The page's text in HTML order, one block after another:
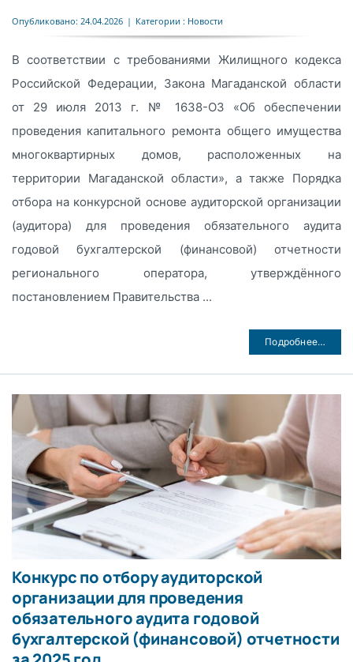
Опубликовано: 24.04.2026 | Категории : Новости
В соответствии с требованиями Жилищного кодекса
Российской Федерации, Закона Магаданской области
от 29 июля 2013 г. № 1638-ОЗ «Об обеспечении
проведения капитального ремонта общего имущества
многоквартирных домов, расположенных на
территории Магаданской области», а также Порядка
отбора на конкурсной основе аудиторской организации
(аудитора) для проведения обязательного аудита
годовой бухгалтерской (финансовой) отчетности
регионального оператора, утверждённого
постановлением Правительства ...
Подробнее…
Конкурс по отбору аудиторской
организации для проведения
обязательного аудита годовой
бухгалтерской (финансовой) отчетности